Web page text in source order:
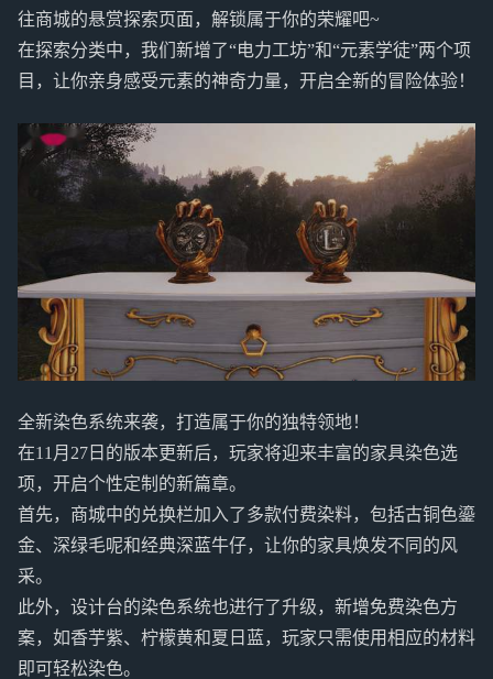
往商城的悬赏探索页面，解锁属于你的荣耀吧~
在探索分类中，我们新增了“电力工坊”和“元素学徒”两个项
目，让你亲身感受元素的神奇力量，开启全新的冒险体验！
全新染色系统来袭，打造属于你的独特领地！
在11月27日的版本更新后，玩家将迎来丰富的家具染色选
项，开启个性定制的新篇章。
首先，商城中的兑换栏加入了多款付费染料，包括古铜色鎏
金、深绿毛呢和经典深蓝牛仔，让你的家具焕发不同的风
采。
此外，设计台的染色系统也进行了升级，新增免费染色方
案，如香芋紫、柠檬黄和夏日蓝，玩家只需使用相应的材料
即可轻松染色。